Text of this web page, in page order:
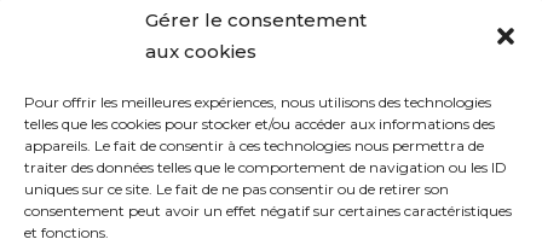
Gérer le consentement
aux cookies
Pour offrir les meilleures expériences, nous utilisons des technologies
telles que les cookies pour stocker et/ou accéder aux informations des
appareils. Le fait de consentir à ces technologies nous permettra de
traiter des données telles que le comportement de navigation ou les ID
uniques sur ce site. Le fait de ne pas consentir ou de retirer son
consentement peut avoir un effet négatif sur certaines caractéristiques
et fonctions.
21220 Gevrey Chambertin
06 15 15 80 29
Horaires :sur rendez-vous.